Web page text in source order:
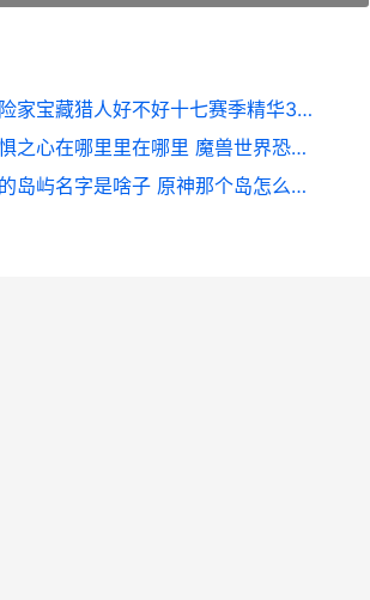
第五人格冒险家宝藏猎人好不好十七赛季精华3冒险家皮肤说明 第五人格冒险家怎么玩
魔兽世界恐惧之心在哪里里在哪里 魔兽世界恐惧之心
原神世界中的岛屿名字是啥子 原神那个岛怎么过去